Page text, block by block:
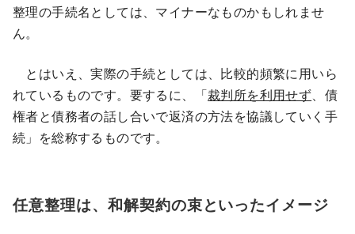
整理の手続名としては、マイナーなものかもしれませ
ん。
とはいえ、実際の手続としては、比較的頻繁に用いら
れているものです。要するに、「裁判所を利用せず、債
権者と債務者の話し合いで返済の方法を協議していく手
続」を総称するものです。
任意整理は、和解契約の束といったイメージ